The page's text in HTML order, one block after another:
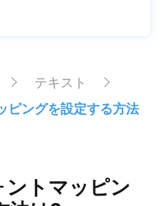
テキスト
ピングを設定する方法
トマッピン